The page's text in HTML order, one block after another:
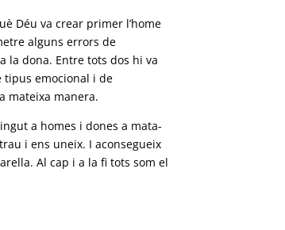
Déu va crear primer l’home
alguns errors de
la dona. Entre tots dos hi va
tipus emocional i de
mateixa manera.
a homes i dones a mata-
i ens uneix. I aconsegueix
Al cap i a la fi tots som el